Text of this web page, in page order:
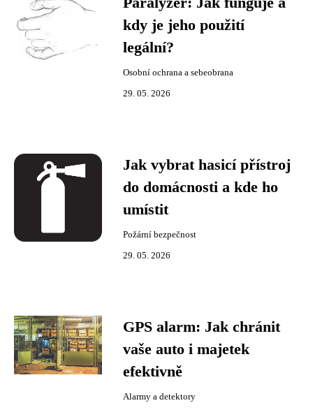
kdy je jeho použití
legální?
Osobní ochrana a sebeobrana
29. 05. 2026
Jak vybrat hasicí přístroj
do domácnosti a kde ho
umístit
Požární bezpečnost
29. 05. 2026
GPS alarm: Jak chránit
vaše auto i majetek
efektivně
Alarmy a detektory